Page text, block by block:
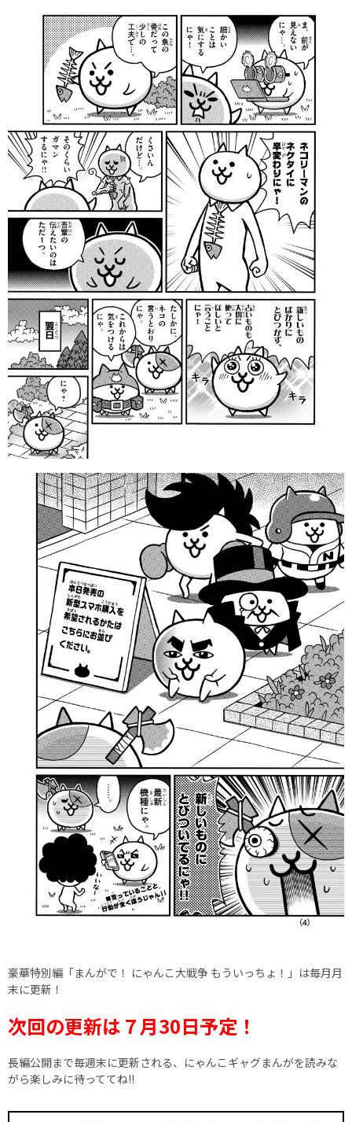
豪華特別編「まんがで！ にゃんこ大戦争 もういっちょ！」は毎月月
末に更新！
次回の更新は７月30日予定！
長編公開まで毎週末に更新される、にゃんこギャグまんがを読みな
がら楽しみに待っててね!!